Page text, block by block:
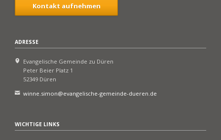
Kontakt aufnehmen
ADRESSE
Evangelische Gemeinde zu Düren
Peter Beier Platz 1
52349 Düren
winne.simon@evangelische-gemeinde-dueren.de
WICHTIGE LINKS